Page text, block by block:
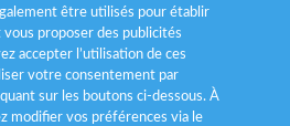
d’accessibilité
être utilisés pour établir
proposer des publicités
accepter l’utilisation de ces
votre consentement par
sur les boutons ci-dessous. À
modifier vos préférences via le